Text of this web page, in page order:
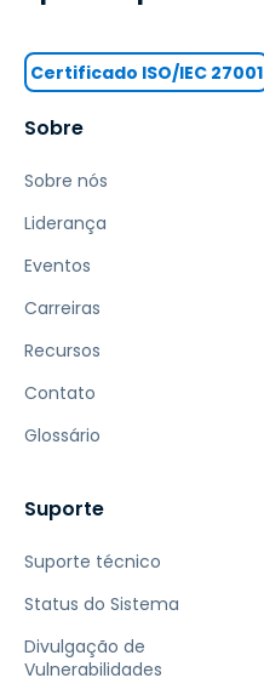
Sobre
Sobre nós
Liderança
Eventos
Carreiras
Recursos
Contato
Glossário
Suporte
Suporte técnico
Status do Sistema
Divulgação de
Vulnerabilidades
Certificado ISO/IEC 27001